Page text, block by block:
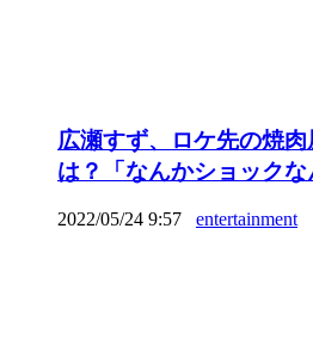
広瀬すず、ロケ先の焼
は？「なんかショックな
2022/05/24 9:57 entertainment